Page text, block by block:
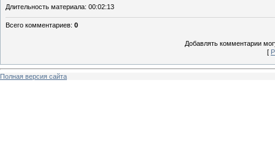
Длительность материала: 00:02:13
Всего комментариев: 0
Добавлять комментарии
[
Полная версия сайта